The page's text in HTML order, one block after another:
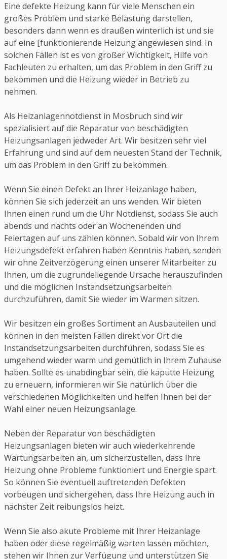
Eine defekte Heizung kann für viele Menschen ein
großes Problem und starke Belastung darstellen,
besonders dann wenn es draußen winterlich ist und sie
auf eine [funktionierende Heizung angewiesen sind. In
solchen Fällen ist es von großer Wichtigkeit, Hilfe von
Fachleuten zu erhalten, um das Problem in den Griff zu
bekommen und die Heizung wieder in Betrieb zu
nehmen.
Als Heizanlagennotdienst in Mosbruch sind wir
spezialisiert auf die Reparatur von beschädigten
Heizungsanlagen jedweder Art. Wir besitzen sehr viel
Erfahrung und sind auf dem neuesten Stand der Technik,
um das Problem in den Griff zu bekommen.
Wenn Sie einen Defekt an Ihrer Heizanlage haben,
können Sie sich jederzeit an uns wenden. Wir bieten
Ihnen einen rund um die Uhr Notdienst, sodass Sie auch
abends und nachts oder an Wochenenden und
Feiertagen auf uns zählen können. Sobald wir von Ihrem
Heizungsdefekt erfahren haben Kenntnis haben, senden
wir ohne Zeitverzögerung einen unserer Mitarbeiter zu
Ihnen, um die zugrundeliegende Ursache herauszufinden
und die möglichen Instandsetzungsarbeiten
durchzuführen, damit Sie wieder im Warmen sitzen.
Wir besitzen ein großes Sortiment an Ausbauteilen und
können in den meisten Fällen direkt vor Ort die
Instandsetzungsarbeiten durchführen, sodass Sie es
umgehend wieder warm und gemütlich in Ihrem Zuhause
haben. Sollte es unabdingbar sein, die kaputte Heizung
zu erneuern, informieren wir Sie natürlich über die
verschiedenen Möglichkeiten und helfen Ihnen bei der
Wahl einer neuen Heizungsanlage.
Neben der Reparatur von beschädigten
Heizungsanlagen bieten wir auch wiederkehrende
Wartungsarbeiten an, um sicherzustellen, dass Ihre
Heizung ohne Probleme funktioniert und Energie spart.
So können Sie eventuell auftretenden Defekten
vorbeugen und sichergehen, dass Ihre Heizung auch in
nächster Zeit reibungslos heizt.
Wenn Sie also akute Probleme mit Ihrer Heizanlage
haben oder diese regelmäßig warten lassen möchten,
stehen wir Ihnen zur Verfügung und unterstützen Sie